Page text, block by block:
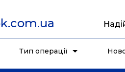
Тип операції